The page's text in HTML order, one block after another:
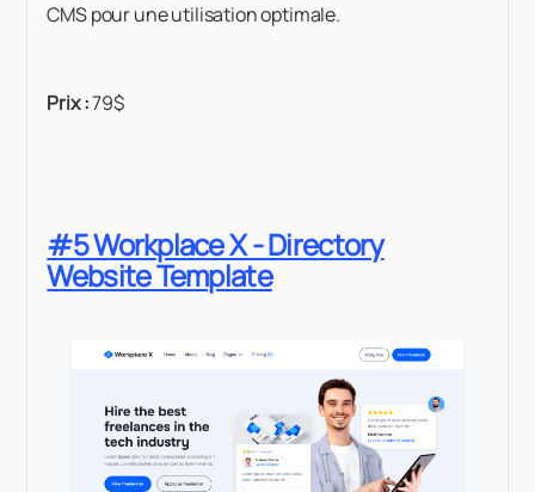
CMS pour une utilisation optimale.
Prix :79$
#5 Workplace X - Directory
Website Template